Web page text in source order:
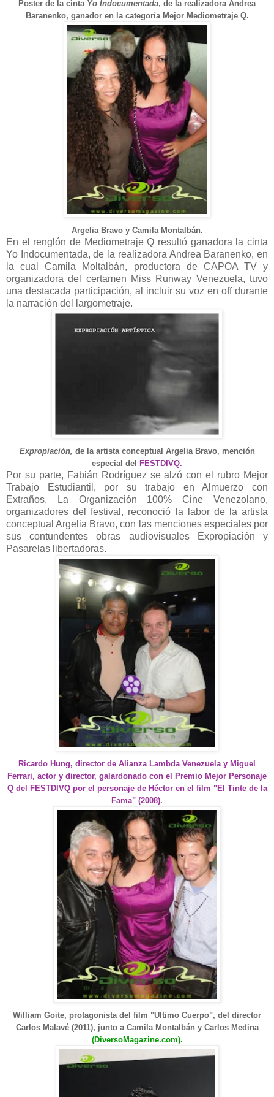
Poster de la cinta Yo Indocumentada, de la realizadora Andrea
Baranenko, ganador en la categoría Mejor Mediometraje Q.
Argelia Bravo y Camila Montalbán.
En el renglón de Mediometraje Q resultó ganadora la cinta
Yo Indocumentada, de la realizadora Andrea Baranenko, en
la cual Camila Moltalbán, productora de CAPOA TV y
organizadora del certamen Miss Runway Venezuela, tuvo
una destacada participación, al incluir su voz en off durante
la narración del largometraje.
Expropiación, de la artista conceptual Argelia Bravo, mención
especial del FESTDIVQ.
Por su parte, Fabián Rodríguez se alzó con el rubro Mejor
Trabajo Estudiantil, por su trabajo en Almuerzo con
Extraños. La Organización 100% Cine Venezolano,
organizadores del festival, reconoció la labor de la artista
conceptual Argelia Bravo, con las menciones especiales por
sus contundentes obras audiovisuales Expropiación y
Pasarelas libertadoras.
Ricardo Hung, director de Alianza Lambda Venezuela y Miguel
Ferrari, actor y director, galardonado con el Premio Mejor Personaje
Q del FESTDIVQ por el personaje de Héctor en el film "El Tinte de la
Fama" (2008).
William Goite, protagonista del film "Ultimo Cuerpo", del director
Carlos Malavé (2011), junto a Camila Montalbán y Carlos Medina
(DiversoMagazine.com).